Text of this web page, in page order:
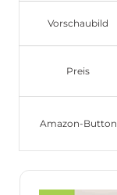
Vorschaubild
Preis
Amazon-Button